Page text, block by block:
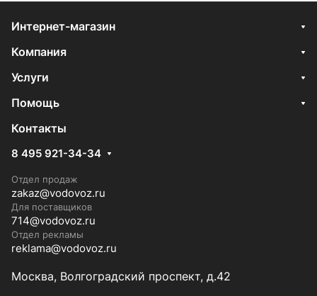
Интернет-магазин
Компания
Услуги
Помощь
Контакты
8 495 921-34-34
Отдел продаж
zakaz@vodovoz.ru
Для поставщиков
714@vodovoz.ru
Отдел рекламы
reklama@vodovoz.ru
Москва, Волгоградский проспект, д.42